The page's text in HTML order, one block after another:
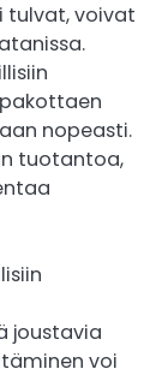
tulvat, voivat
nopeasti.
tuotantoa,
joustavia
voi